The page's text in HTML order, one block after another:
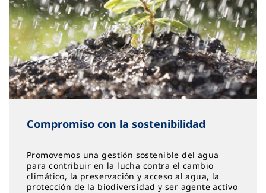
Compromiso con la sostenibilidad
Promovemos una gestión sostenible del agua
para contribuir en la lucha contra el cambio
climático, la preservación y acceso al agua, la
protección de la biodiversidad y ser agente activo